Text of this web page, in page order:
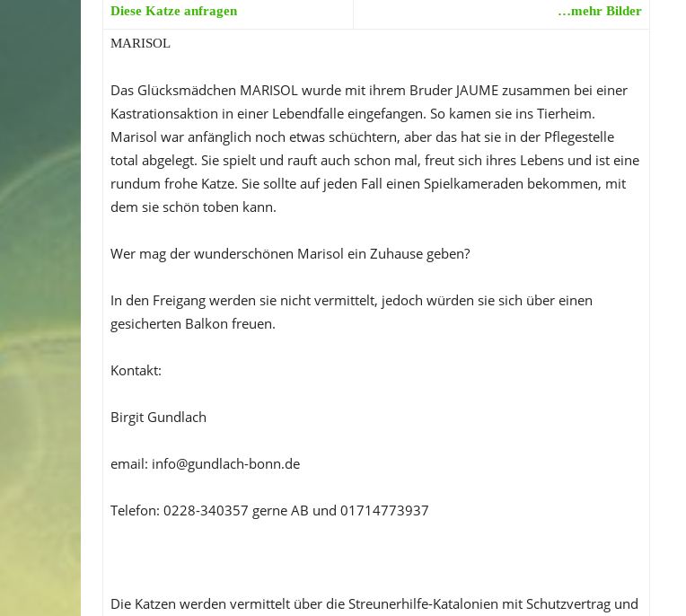
Diese Katze anfragen …mehr Bilder
MARISOL
Das Glücksmädchen MARISOL wurde mit ihrem Bruder JAUME zusammen bei einer
Kastrationsaktion in einer Lebendfalle eingefangen. So kamen sie ins Tierheim.
Marisol war anfänglich noch etwas schüchtern, aber das hat sie in der Pflegestelle
total abgelegt. Sie spielt und rauft auch schon mal, freut sich ihres Lebens und ist eine
rundum frohe Katze. Sie sollte auf jeden Fall einen Spielkameraden bekommen, mit
dem sie schön toben kann.
Wer mag der wunderschönen Marisol ein Zuhause geben?
In den Freigang werden sie nicht vermittelt, jedoch würden sie sich über einen
gesicherten Balkon freuen.
Kontakt:
Birgit Gundlach
email: info@gundlach-bonn.de
Telefon: 0228-340357 gerne AB und 01714773937
Die Katzen werden vermittelt über die Streunerhilfe-Katalonien mit Schutzvertrag und